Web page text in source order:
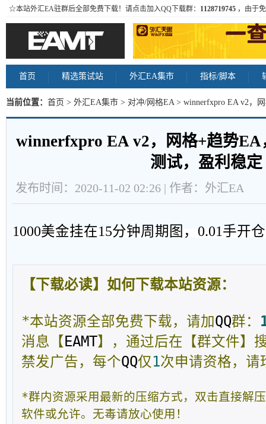
☆本站外汇EA驻群后全部免费下载！请点击加入QQ下载群： 1128719745 ，由于
首页 精选策试站 外汇EA集市 指标/脚本
当前位置： 首页 > 外汇EA集市 > 对冲/网格EA> winnerfxpro EA v2，
盈利稳定 内容
winnerfxpro EA v2，网格+趋势
测试，盈利稳定
发布时间：2020-11-02 02:26 | 作者：外汇EA
1000美金挂在15分钟周期图， 0.01手开
【下载必读】如何下载本站资源：
*本站资源全部免费下载，请加QQ群：
消息【 EAMT】，通过后在【群文件】
禁发广告，每个QQ仅1次申请资格，请
*群内资源采用最新的压缩方式，双击直接解
软件或允许。无毒请放心使用！